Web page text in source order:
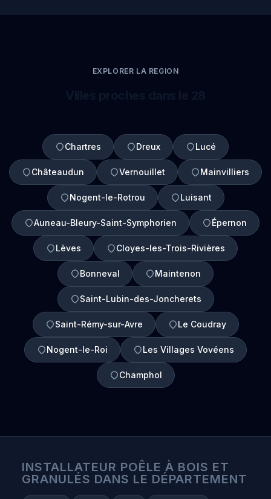
EXPLORER LA REGION
Chartres Dreux Lucé
Châteaudun Vernouillet Mainvilliers
Nogent-le-Rotrou Luisant
Auneau-Bleury-Saint-Symphorien Épernon
Lèves Cloyes-les-Trois-Rivières
Bonneval Maintenon
Saint-Lubin-des-Joncherets
Saint-Rémy-sur-Avre Le Coudray
Nogent-le-Roi Les Villages Vovéens
Champhol
INSTALLATEUR POÊLE À BOIS ET
GRANULÉS DANS LE DÉPARTEMENT